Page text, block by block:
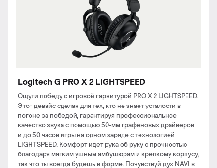
Logitech G PRO X 2 LIGHTSPEED
Ощути победу с игровой гарнитурой PRO X 2 LIGHTSPEED.
Этот девайс сделан для тех, кто не знает усталости в
погоне за победой, гарантируя профессиональное
качество звука с помощью 50-мм графеновых драйверов
и до 50 часов игры на одном заряде с технологией
LIGHTSPEED. Комфорт идет рука об руку с прочностью
благодаря мягким ушным амбушюрам и крепкому корпусу,
так что ты всегда будешь в форме. Почувствуй дух NAVI в